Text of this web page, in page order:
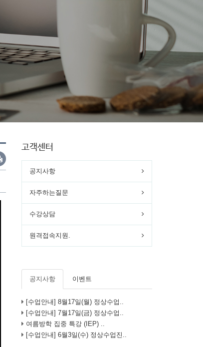
고객센터
공지사항
자주하는질문
수강상담
원격접속지원.
공지사항 이벤트
[수업안내] 8월17일(월) 정상수업..
[수업안내] 7월17일(금) 정상수업..
여름방학 집중 특강 (IEP) ..
[수업안내] 6월3일(수) 정상수업진..